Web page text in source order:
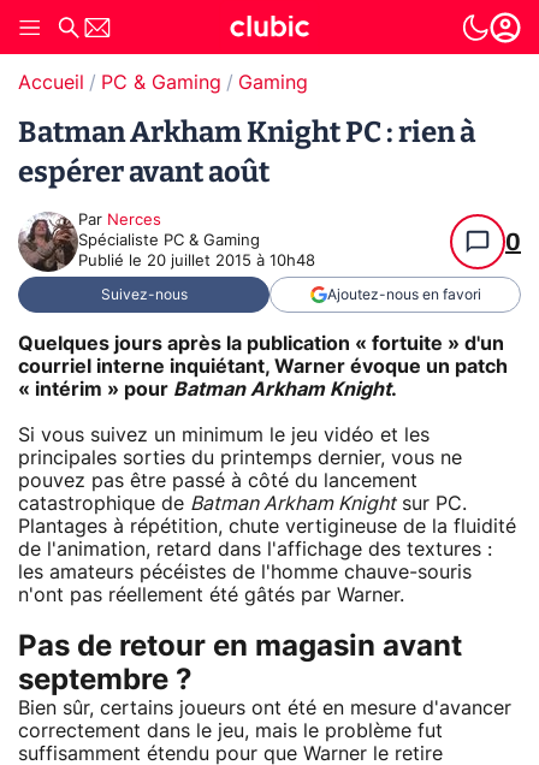
Accueil PC & Gaming Gaming
Batman Arkham Knight PC : rien à
espérer avant août
Par Nerces
Spécialiste PC & Gaming
Publié le 20 juillet 2015 à 10h48
0
Suivez-nous Ajoutez-nous en favori
Quelques jours après la publication « fortuite » d'un
courriel interne inquiétant, Warner évoque un patch
« intérim » pour Batman Arkham Knight.
Si vous suivez un minimum le jeu vidéo et les
principales sorties du printemps dernier, vous ne
pouvez pas être passé à côté du lancement
catastrophique de Batman Arkham Knightsur PC.
Plantages à répétition, chute vertigineuse de la fluidité
de l'animation, retard dans l'affichage des textures :
les amateurs pécéistes de l'homme chauve-souris
n'ont pas réellement été gâtés par Warner.
Pas de retour en magasin avant
septembre ?
Bien sûr, certains joueurs ont été en mesure d'avancer
correctement dans le jeu, mais le problème fut
suffisamment étendu pour que Warner le retire